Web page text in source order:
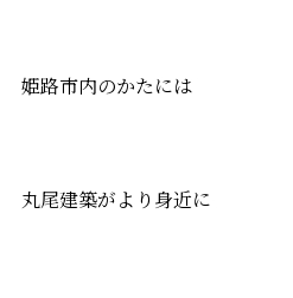
姫路市内のかたには
丸尾建築がより身近に